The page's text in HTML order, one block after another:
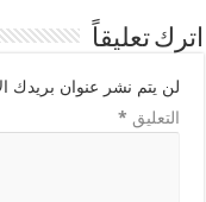
اترك تعليقاً
لن يتم نشر عنوان بريدك
التعليق *